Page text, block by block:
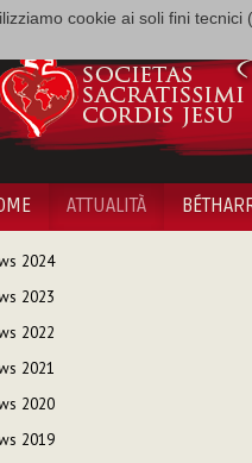
cookie ai soli fini
ATTUALITÀ
2024
2023
2022
2021
2020
2019